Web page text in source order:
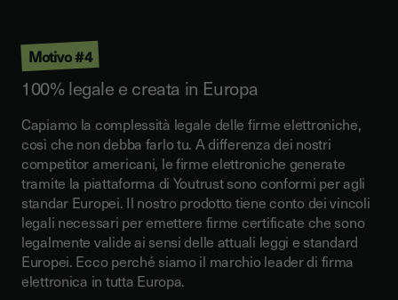
Motivo #4
100% legale e creata in Europa
Capiamo la complessità legale delle firme elettroniche,
così che non debba farlo tu. A differenza dei nostri
competitor americani, le firme elettroniche generate
tramite la piattaforma di Youtrust sono conformi per agli
standar Europei. Il nostro prodotto tiene conto dei vincoli
legali necessari per emettere firme certificate che sono
legalmente valide ai sensi delle attuali leggi e standard
Europei. Ecco perché siamo il marchio leader di firma
elettronica in tutta Europa.